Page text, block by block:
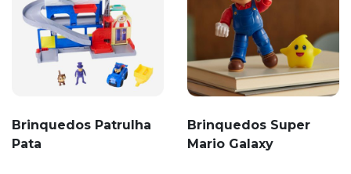
Brinquedos Patrulha
Pata
Brinquedos Super
Mario Galaxy